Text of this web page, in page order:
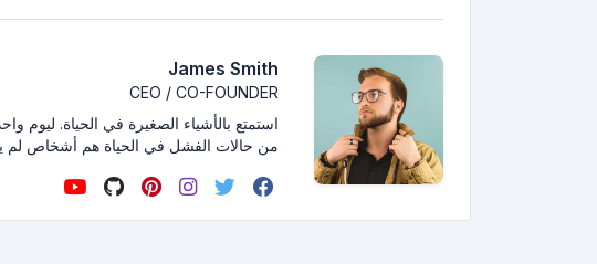
James Smith
CEO / CO-FOUNDER
استمتع بالأشياء الصغيرة في الحياة. ليوم
من حالات الفشل في الحياة هم أشخاص لم